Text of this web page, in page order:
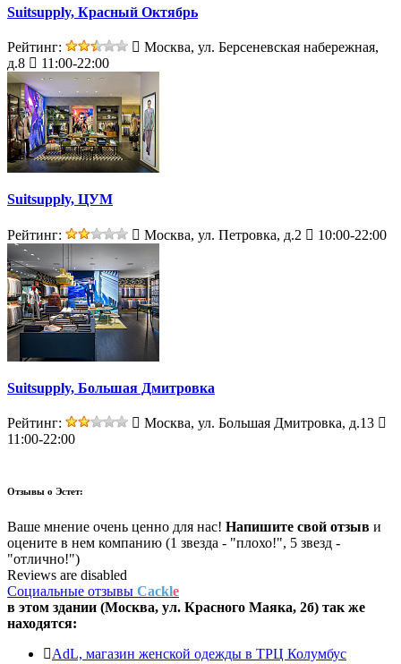
Suitsupply, Красный Октябрь
Рейтинг:
Москва, ул. Берсеневская набережная,
д.8
11:00-22:00
Suitsupply, ЦУМ
Рейтинг: Москва, ул. Петровка, д.2 10:00-22:00
Suitsupply, Большая Дмитровка
Рейтинг:
Москва, ул. Большая Дмитровка, д.13
11:00-22:00
Отзывы о Эстет:
Ваше мнение очень ценно для нас! Напишите свой отзыв и
оцените в нем компанию (1 звезда - "плохо!", 5 звезд -
"отлично!")
Reviews are disabled
Социальные отзывы Cackle
в этом здании (Москва, ул. Красного Маяка, 2б) так же
находятся:
AdL, магазин женской одежды в ТРЦ Колумбус